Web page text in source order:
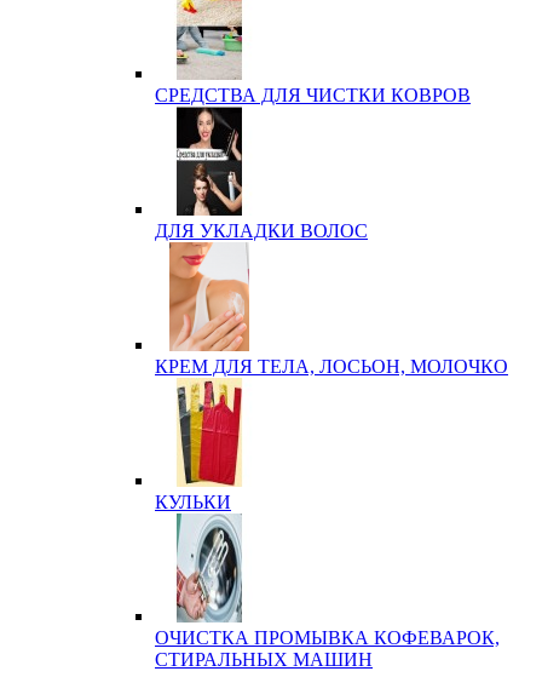
СРЕДСТВА ДЛЯ ЧИСТКИ КОВРОВ
ДЛЯ УКЛАДКИ ВОЛОС
КРЕМ ДЛЯ ТЕЛА, ЛОСЬОН, МОЛОЧКО
КУЛЬКИ
ОЧИСТКА ПРОМЫВКА КОФЕВАРОК,
СТИРАЛЬНЫХ МАШИН